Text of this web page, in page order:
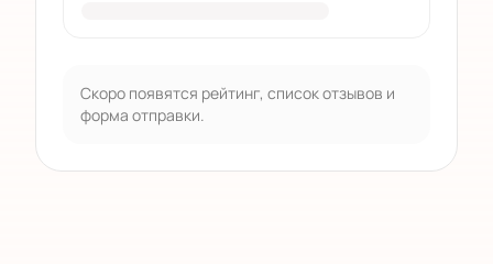
Скоро появятся рейтинг, список отзывов и
форма отправки.